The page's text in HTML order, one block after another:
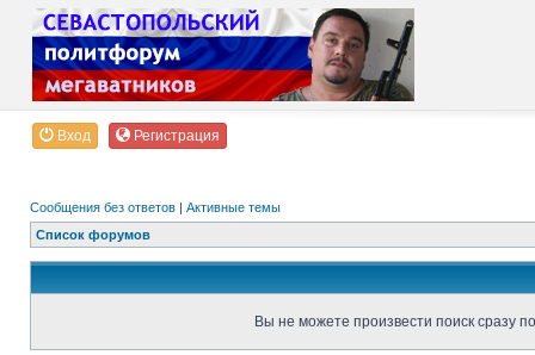
Вход Регистрация
Сообщения без ответов | Активные темы
Список форумов
Вы не можете произвести поиск сразу